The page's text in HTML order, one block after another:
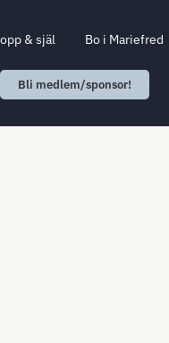
& själ Bo i Mariefred
Bli medlem/sponsor!